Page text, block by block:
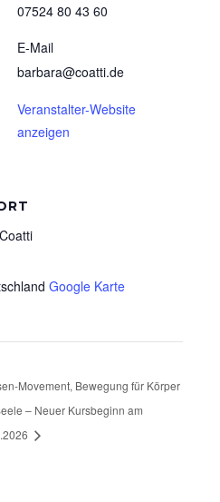
Google Karte
07524 80 43 60
E-Mail
barbara@coatti.de
Veranstalter-Website
anzeigen
Movement, Bewegung für Körper
– Neuer Kursbeginn am